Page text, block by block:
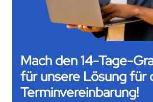
Mach den 14-Tage-
für unsere Lösung für
Terminvereinbarung!